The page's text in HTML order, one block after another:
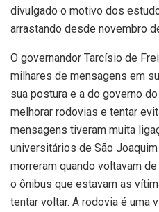
divulgado o motivo dos
arrastando desde novembro
O governandor Tarcísio de
milhares de mensagens em
sua postura e a do governo
melhorar rodovias e tentar
mensagens tiveram muita
universitários de São
morreram quando voltavam
o ônibus que estavam as
tentar voltar. A rodovia é uma